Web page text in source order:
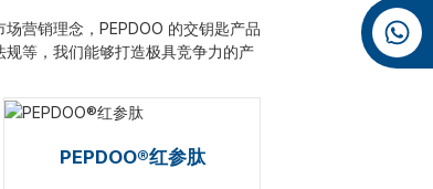
+86 18965423693
营销理念，PEPDOO 的交钥匙产品
等，我们能够打造极具竞争力的产
PEPDOO®红参肽